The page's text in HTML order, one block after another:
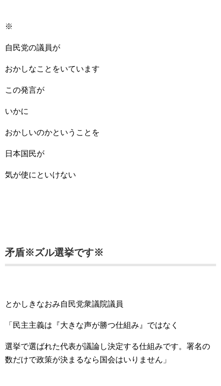
※
自民党の議員が
おかしなことをいています
この発言が
いかに
おかしいのかということを
日本国民が
気が使にといけない
矛盾※ズル選挙です※
とかしきなおみ自民党衆議院議員
「民主主義は『大きな声が勝つ仕組み』ではなく
選挙で選ばれた代表が議論し決定する仕組みです。署名の
数だけで政策が決まるなら国会はいりません」